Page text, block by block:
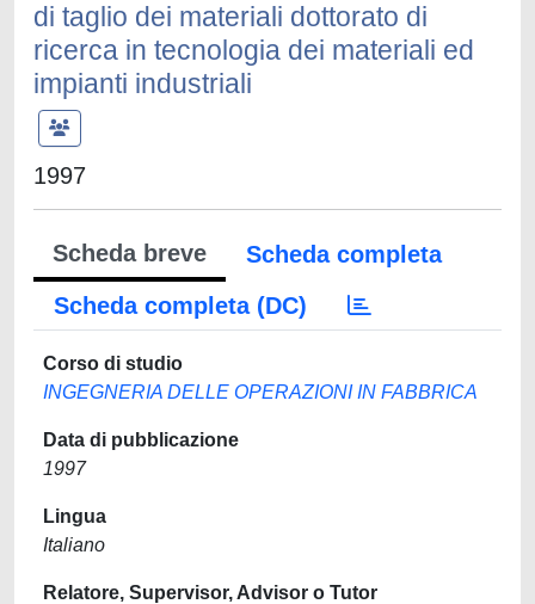
di taglio dei materiali dottorato di
ricerca in tecnologia dei materiali ed
impianti industriali
1997
Scheda breve
Scheda completa
Scheda completa (DC)
Corso di studio
INGEGNERIA DELLE OPERAZIONI IN FABBRICA
Data di pubblicazione
1997
Lingua
Italiano
Relatore, Supervisor, Advisor o Tutor